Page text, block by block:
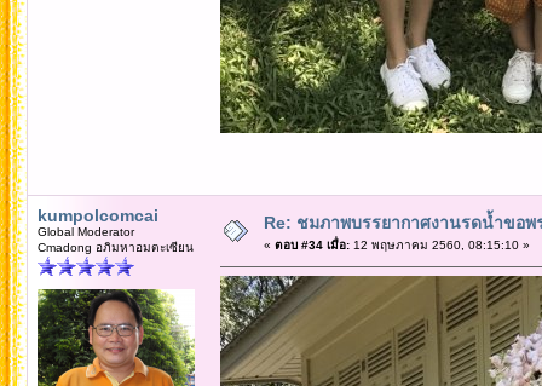
kumpolcomcai
Global Moderator
Cmadong อภิมหาอมตะเซียน
Re: ชมภาพบรรยากาศงานรดน้ำขอ
« ตอบ #34 เมื่อ:12 พฤษภาคม 2560, 08:15:10 »